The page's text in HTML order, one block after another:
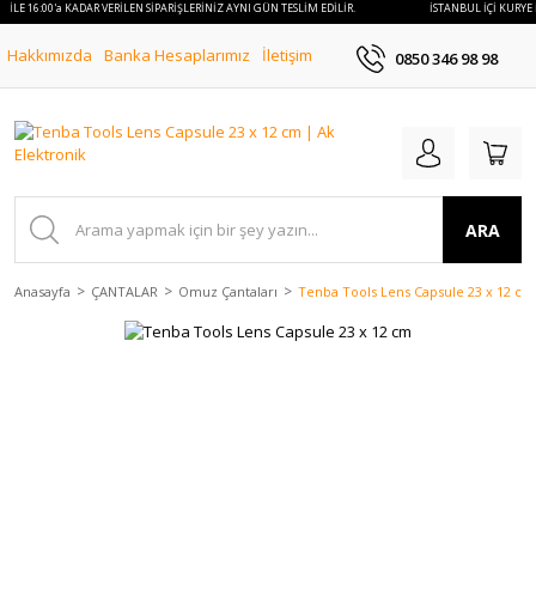
İLE 16:00'a KADAR VERİLEN SİPARİŞLERİNİZ AYNI GÜN TESLİM EDİLİR. İSTANBUL İÇİ
Hakkımızda Banka Hesaplarımız İletişim 0850 346 98 98
ARA
Anasayfa ÇANTALAR Omuz Çantaları Tenba Tools Lens Capsule 23 x 12 cm